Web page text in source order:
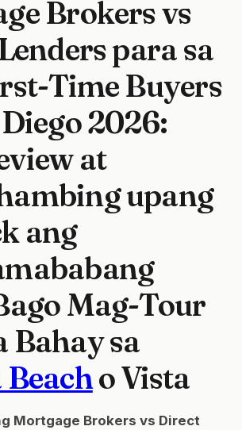
Brokers vs
para sa
Time Buyers
2026:
at
upang
ang
Mag-Tour
Bahay sa
o Vista
Mortgage Brokers vs Direct